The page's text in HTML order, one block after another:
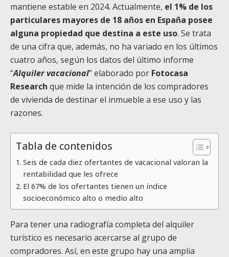
mantiene estable en 2024. Actualmente, el 1% de los
particulares mayores de 18 años en España posee
alguna propiedad que destina a este uso. Se trata
de una cifra que, además, no ha variado en los últimos
cuatro años, según los datos del último informe
“Alquiler vacacional” elaborado por Fotocasa
Research que mide la intención de los compradores
de vivienda de destinar el inmueble a ese uso y las
razones.
Tabla de contenidos
Seis de cada diez ofertantes de vacacional valoran la
rentabilidad que les ofrece
El 67% de los ofertantes tienen un índice
socioeconómico alto o medio alto
Para tener una radiografía completa del alquiler
turístico es necesario acercarse al grupo de
compradores. Así, en este grupo hay una amplia